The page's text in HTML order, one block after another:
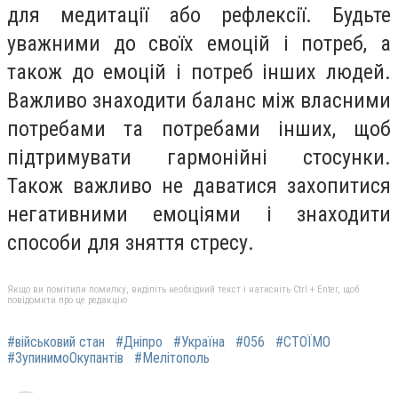
для медитації або рефлексії. Будьте
уважними до своїх емоцій і потреб, а
також до емоцій і потреб інших людей.
Важливо знаходити баланс між власними
потребами та потребами інших, щоб
підтримувати гармонійні стосунки.
Також важливо не даватися захопитися
негативними емоціями і знаходити
способи для зняття стресу.
Якщо ви помітили помилку, виділіть необхідний текст і натисніть Ctrl + Enter, щоб
повідомити про це редакцію
#військовий стан #Дніпро #Україна #056
#СТОЇМО
#ЗупинимоОкупантів
#Мелітополь